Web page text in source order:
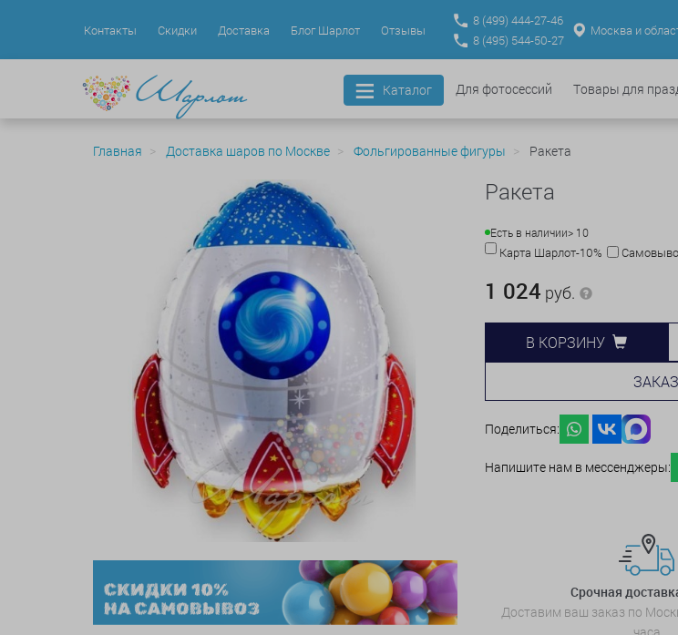
Контакты Скидки Доставка Блог Шарлот Отзывы
8 (499) 444-27-46
8 (495) 544-50-27
Москва и
Каталог Для фотосессий Товары для
Главная Доставка шаров по Москве Фольгированные фигуры Ракета
Ракета
Есть в наличии> 10
Карта Шарлот-10%
1 024 руб.
В КОРЗИНУ
Поделиться:
Напишите нам в мессенджеры:
Срочная
Доставим ваш заказ по